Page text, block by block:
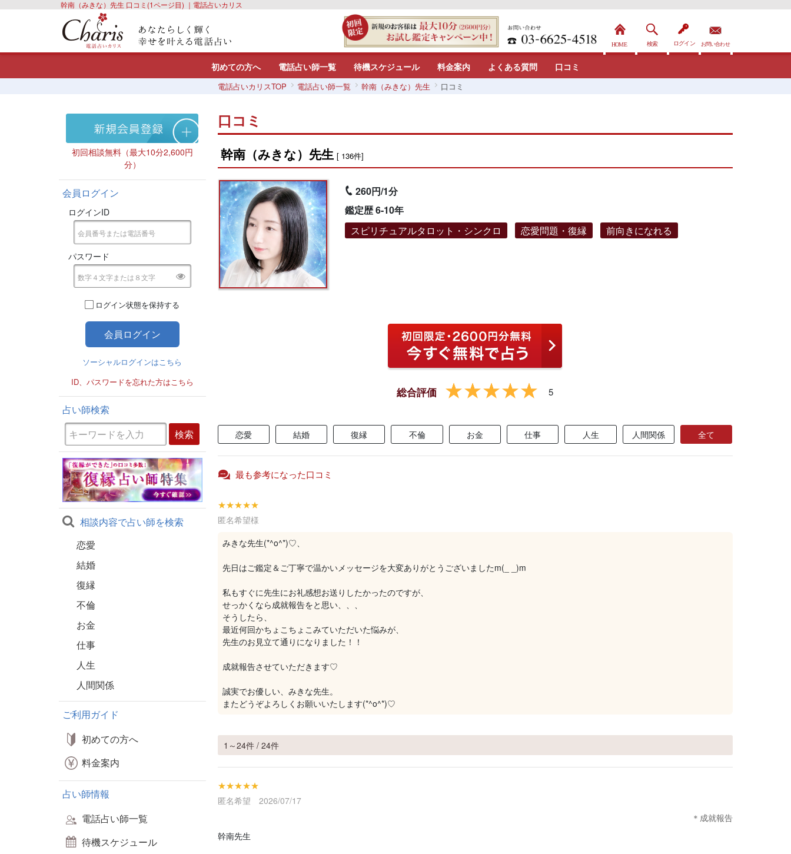
幹南（みきな）先生 口コミ(1ページ目) ｜電話占いカリス
初めての方へ 電話占い師一覧 待機スケジュール 料金案内 よくある質問 口コミ
電話占いカリスTOP 電話占い師一覧 幹南（みきな）先生 口コミ
初回相談無料（最大10分2,600円
分）
会員ログイン
ログインID
パスワード
ログイン状態を保持する
ソーシャルログインはこちら
ID、パスワードを忘れた方はこちら
占い師検索
相談内容で占い師を検索
恋愛
結婚
復縁
不倫
お金
仕事
人生
人間関係
ご利用ガイド
初めての方へ
料金案内
占い師情報
電話占い師一覧
待機スケジュール
口コミ
幹南（みきな）先生 [ 136件]
260円/1分
鑑定歴 6-10年
スピリチュアルタロット・シンクロ
恋愛問題・復縁 前向きになれる
総合評価 5
恋愛 結婚 復縁 不倫 お金 仕事 人生 人間関係 全て
最も参考になった口コミ
★★★★★
匿名希望様
みきな先生(*^o^*)♡、
先日はご鑑定＆ご丁寧で温かいメッセージを大変ありがとうございましたm(_ _)m
私もすぐに先生にお礼感想お送りしたかったのですが、
せっかくなら成就報告をと思い、、、
そうしたら、
最近何回かちょこちょこみていただいた悩みが、
先生のお見立て通りになりました！！
成就報告させていただきます♡
誠実でお優しい、みきな先生。
またどうぞよろしくお願いいたします(*^o^*)♡
1～24件 / 24件
★★★★★
匿名希望 2026/07/17
＊成就報告
幹南先生